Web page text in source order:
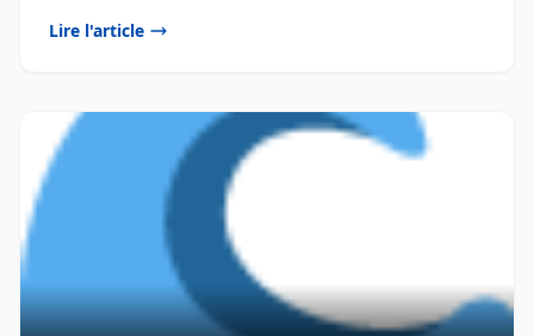
Lire l'article